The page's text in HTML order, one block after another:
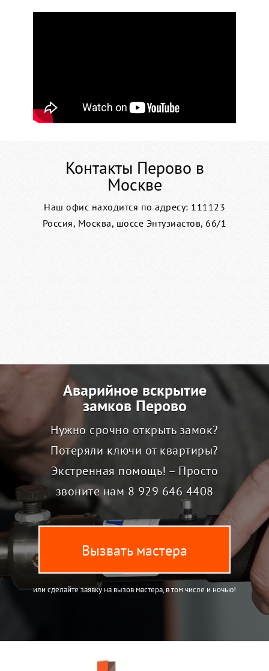
Контакты Перово в
Москве
Наш офис находится по адресу: 111123
Россия, Москва, шоссе Энтузиастов, 66/1
Аварийное вскрытие
замков Перово
Нужно срочно открыть замок?
Потеряли ключи от квартиры?
Экстренная помощь! – Просто
звоните нам 8 929 646 4408
Вызвать мастера
или сделайте заявку на вызов мастера, в том числе и ночью!